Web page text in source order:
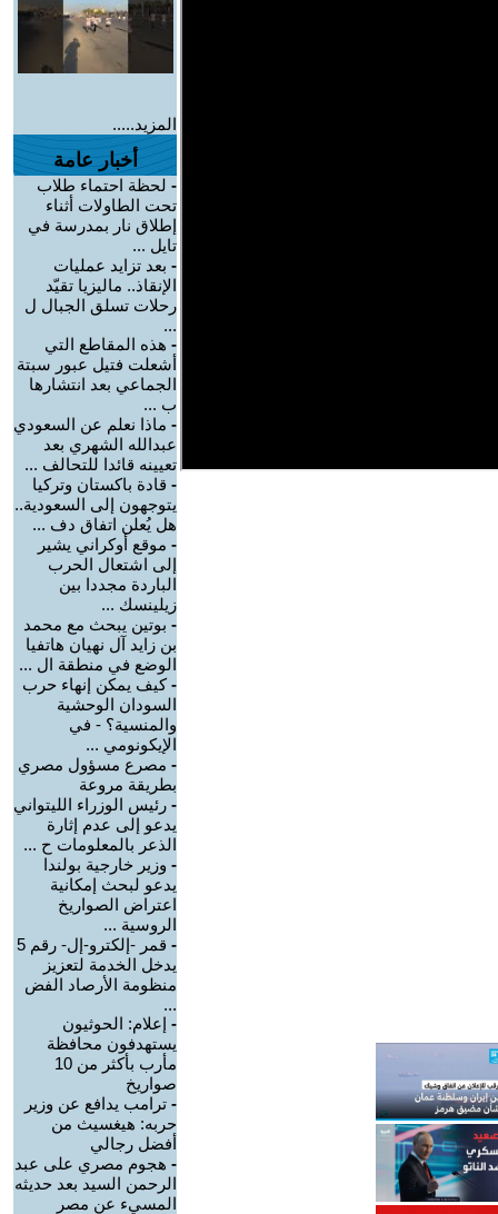
المزيد.....
أخبار عامة
- لحظة احتماء طلاب
تحت الطاولات أثناء
إطلاق نار بمدرسة في
تايل ...
- بعد تزايد عمليات
الإنقاذ.. ماليزيا تقيّد
رحلات تسلق الجبال ل
...
- هذه المقاطع التي
أشعلت فتيل عبور سبتة
الجماعي بعد انتشارها
ب ...
- ماذا نعلم عن السعودي
عبدالله الشهري بعد
تعيينه قائدا للتحالف ...
- قادة باكستان وتركيا
يتوجهون إلى السعودية..
هل يُعلن اتفاق دف ...
- موقع أوكراني يشير
إلى اشتعال الحرب
الباردة مجددا بين
زيلينسك ...
- بوتين يبحث مع محمد
بن زايد آل نهيان هاتفيا
الوضع في منطقة ال ...
-كيف يمكن إنهاء حرب
السودان الوحشية
والمنسية؟ - في
الإيكونومي ...
- مصرع مسؤول مصري
بطريقة مروعة
- رئيس الوزراء الليتواني
يدعو إلى عدم إثارة
الذعر بالمعلومات ح ...
- وزير خارجية بولندا
يدعو لبحث إمكانية
اعتراض الصواريخ
الروسية ...
-
قمر -إلكترو-إل- رقم 5
يدخل الخدمة لتعزيز
منظومة الأرصاد الفض
...
- إعلام: الحوثيون
يستهدفون محافظة
مأرب بأكثر من 10
صواريخ
- ترامب يدافع عن وزير
حربه: هيغسيث من
أفضل رجالي
- هجوم مصري على عبد
الرحمن السيد بعد حديثه
المسيء عن مصر